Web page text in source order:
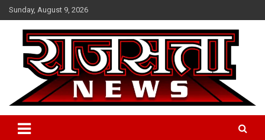
Skip
to
content
Sunday, August 9, 2026
Raj Satta News